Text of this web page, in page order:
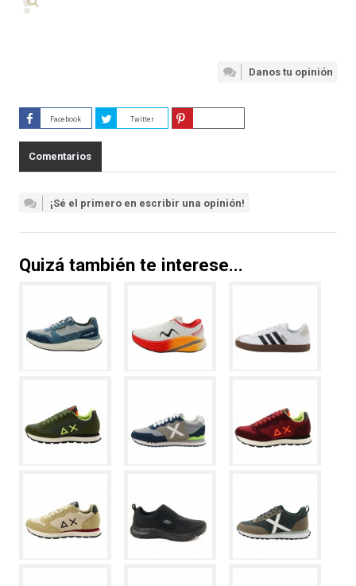
Danos tu opinión
Facebook Twitter
Comentarios
¡Sé el primero en escribir una opinión!
Quizá también te interese...